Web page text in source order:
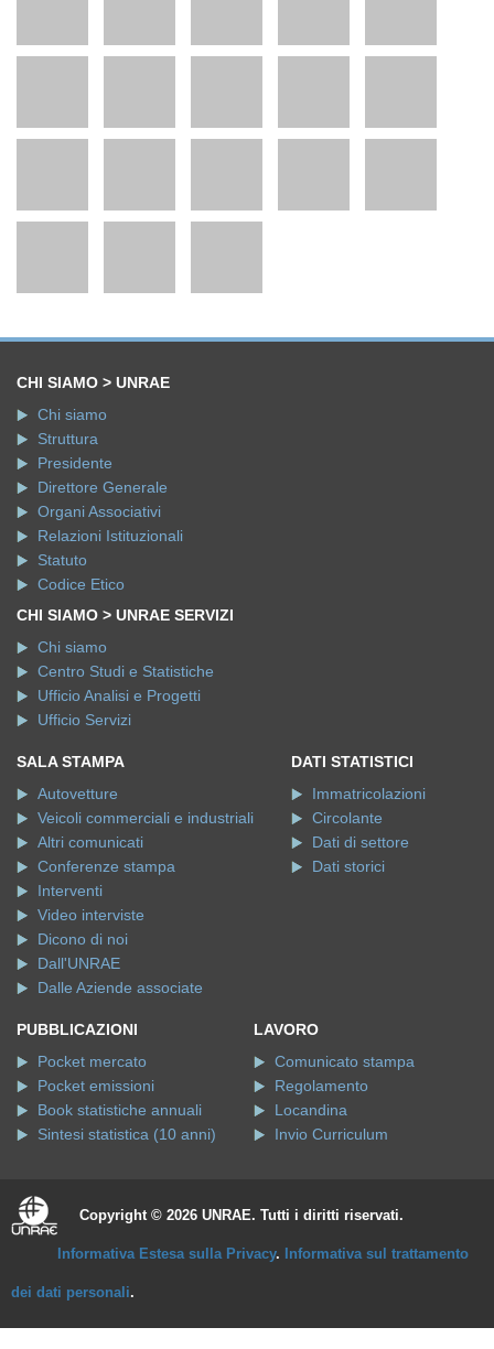
CHI SIAMO > UNRAE
Chi siamo
Struttura
Presidente
Direttore Generale
Organi Associativi
Relazioni Istituzionali
Statuto
Codice Etico
CHI SIAMO > UNRAE SERVIZI
Chi siamo
Centro Studi e Statistiche
Ufficio Analisi e Progetti
Ufficio Servizi
SALA STAMPA
Autovetture
Veicoli commerciali e industriali
Altri comunicati
Conferenze stampa
Interventi
Video interviste
Dicono di noi
Dall'UNRAE
Dalle Aziende associate
DATI STATISTICI
Immatricolazioni
Circolante
Dati di settore
Dati storici
PUBBLICAZIONI
Pocket mercato
Pocket emissioni
Book statistiche annuali
Sintesi statistica (10 anni)
LAVORO
Comunicato stampa
Regolamento
Locandina
Invio Curriculum
Copyright © 2026 UNRAE. Tutti i diritti riservati.
Informativa Estesa sulla Privacy. Informativa sul trattamento
dei dati personali.